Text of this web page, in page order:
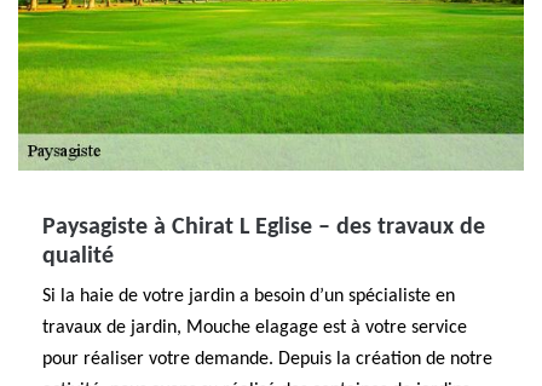
Paysagiste à Chirat L Eglise – des travaux de
qualité
Si la haie de votre jardin a besoin d’un spécialiste en
travaux de jardin, Mouche elagage est à votre service
pour réaliser votre demande. Depuis la création de notre